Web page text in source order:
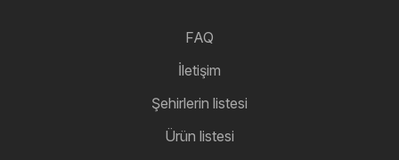
FAQ
İletişim
Şehirlerin listesi
Ürün listesi